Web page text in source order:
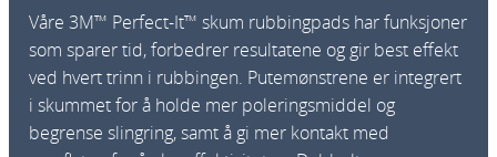
p
o
u
n
d
Våre 3M™ Perfect-It™ skum rubbingpads har funksjoner
som sparer tid, forbedrer resultatene og gir best effekt
ved hvert trinn i rubbingen. Putemønstrene er integrert
i skummet for å holde mer poleringsmiddel og
begrense slingring, samt å gi mer kontakt med